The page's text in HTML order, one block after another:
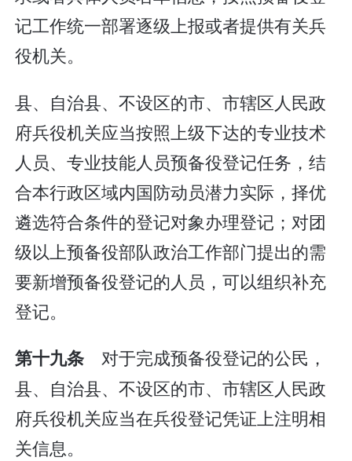
记工作统一部署逐级上报或者提供有关兵
役机关。
县、自治县、不设区的市、市辖区人民政
府兵役机关应当按照上级下达的专业技术
人员、专业技能人员预备役登记任务，结
合本行政区域内国防动员潜力实际，择优
遴选符合条件的登记对象办理登记；对团
级以上预备役部队政治工作部门提出的需
要新增预备役登记的人员，可以组织补充
登记。
第十九条对于完成预备役登记的公民，
县、自治县、不设区的市、市辖区人民政
府兵役机关应当在兵役登记凭证上注明相
关信息。